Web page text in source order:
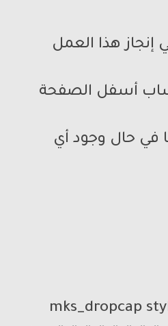
هذا العمل
أسفل الصفحة
في حال وجود أي
[mks_dropcap